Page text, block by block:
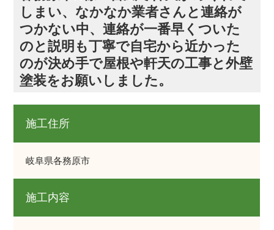
しまい、なかなか業者さんと連絡が
つかない中、連絡が一番早くついた
のと説明も丁寧で自宅から近かった
のが決め手で屋根や軒天の工事と外壁
塗装をお願いしました。
施工住所
岐阜県各務原市
施工内容